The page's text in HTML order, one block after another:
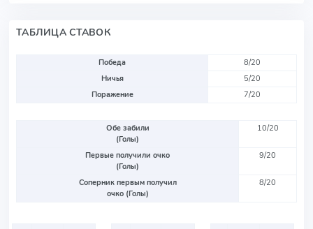
ТАБЛИЦА СТАВОК
Победа
8/20
Ничья
5/20
Поражение
7/20
Обе забили
(Голы)
10/20
Первые получили очко
(Голы)
9/20
Соперник первым получил
очко (Голы)
8/20